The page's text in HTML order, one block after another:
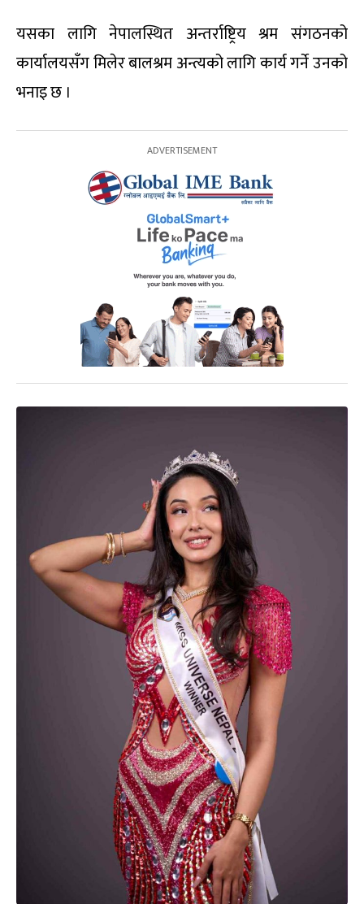
यसका लागि नेपालस्थित अन्तर्राष्ट्रिय श्रम संगठनको
कार्यालयसँग मिलेर बालश्रम अन्त्यको लागि कार्य गर्ने उनको
भनाइ छ ।